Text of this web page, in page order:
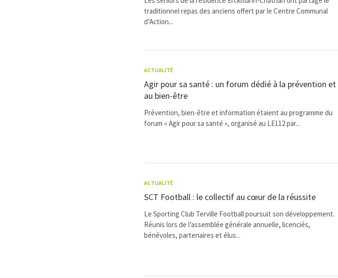
traditionnel repas des anciens offert par le Centre Communal
d’Action...
ACTUALITÉ
Agir pour sa santé : un forum dédié à la prévention et
au bien-être
Prévention, bien-être et information étaient au programme du
forum « Agir pour sa santé », organisé au LE112 par...
ACTUALITÉ
SCT Football : le collectif au cœur de la réussite
Le Sporting Club Terville Football poursuit son développement.
Réunis lors de l’assemblée générale annuelle, licenciés,
bénévoles, partenaires et élus...